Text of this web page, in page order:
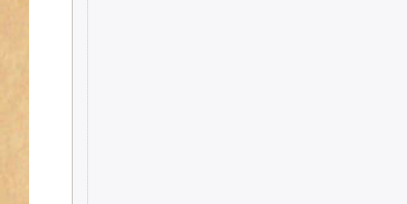
Waschbar bei 95 Grad, Trockner geeignet,
Der Preis gilt jeweils für 1 Spule á 200m